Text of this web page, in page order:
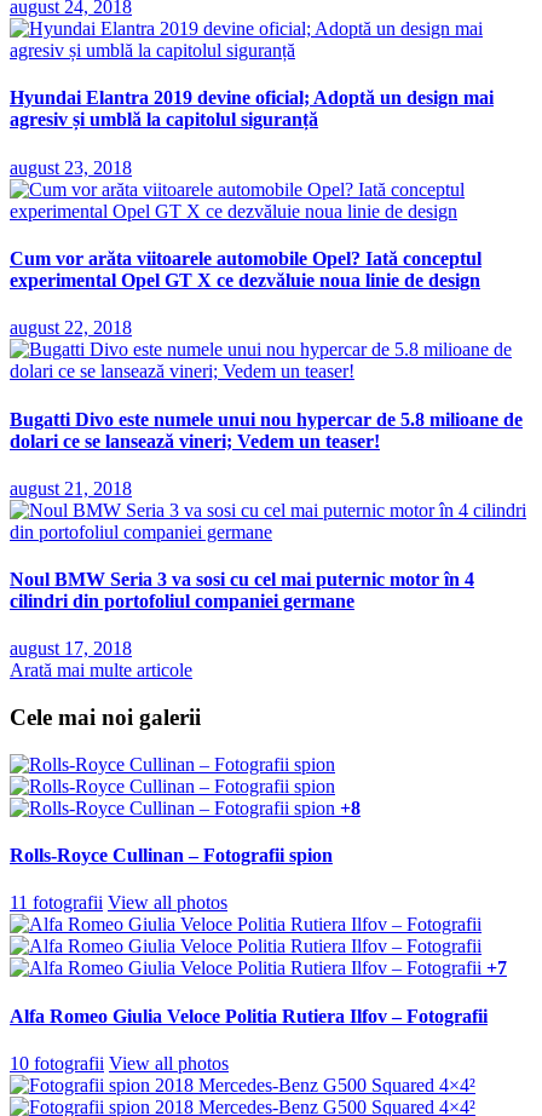
august 24, 2018
Hyundai Elantra 2019 devine oficial; Adoptă un design mai
agresiv și umblă la capitolul siguranță
august 23, 2018
Cum vor arăta viitoarele automobile Opel? Iată conceptul
experimental Opel GT X ce dezvăluie noua linie de design
august 22, 2018
Bugatti Divo este numele unui nou hypercar de 5.8 milioane de
dolari ce se lansează vineri; Vedem un teaser!
august 21, 2018
Noul BMW Seria 3 va sosi cu cel mai puternic motor în 4
cilindri din portofoliul companiei germane
august 17, 2018
Arată mai multe articole
Cele mai noi galerii
+8
Rolls-Royce Cullinan – Fotografii spion
11 fotografii View all photos
+7
Alfa Romeo Giulia Veloce Politia Rutiera Ilfov – Fotografii
10 fotografii View all photos